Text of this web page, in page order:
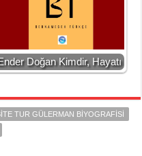
Doğan Kimdir, Hayatı
TUR GÜLERMAN BIYOGRAFISI